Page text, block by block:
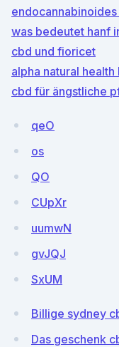
was bedeutet hanf
cbd und fioricet
alpha natural
cbd für ängstliche
qeO
os
QO
CUpXr
uumwN
gvJQJ
SxUM
Billige sydney
Das geschenk